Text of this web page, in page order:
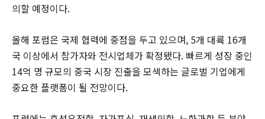
의할 예정이다.
올해 포럼은 국제 협력에 중점을 두고 있으며, 5개 대륙 16개
국 이상에서 참가자와 전시업체가 확정됐다. 빠르게 성장 중인
14억 명 규모의 중국 시장 진출을 모색하는 글로벌 기업에게
중요한 플랫폼이 될 전망이다.